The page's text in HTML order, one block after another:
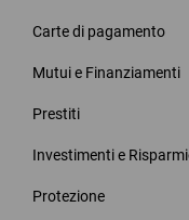
Carte di pagamento
Mutui e Finanziamenti
Prestiti
Investimenti e
Protezione